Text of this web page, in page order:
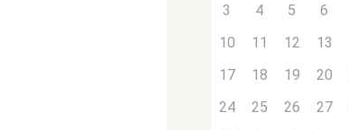
3
4 5 6
10
11 12 13
17
18 19 20
24
25 26 27